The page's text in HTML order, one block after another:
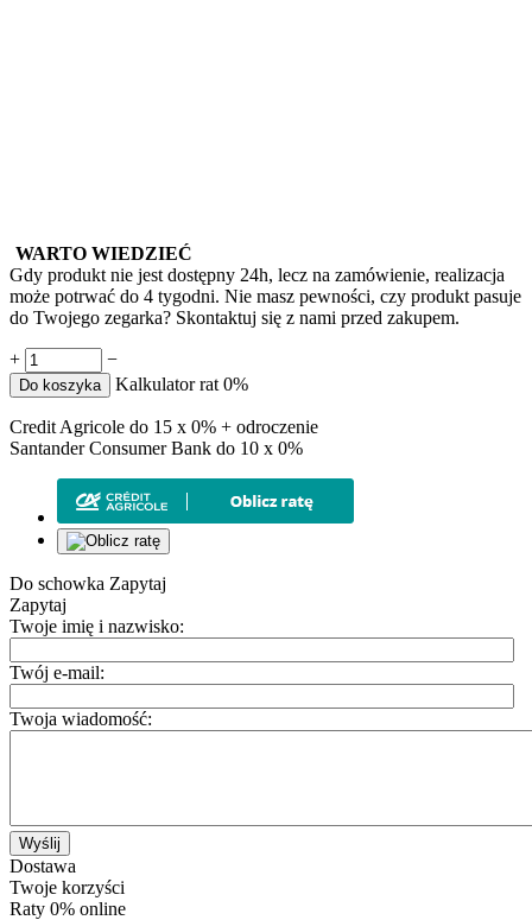
WARTO WIEDZIEĆ
Gdy produkt nie jest dostępny 24h, lecz na zamówienie, realizacja
może potrwać do 4 tygodni. Nie masz pewności, czy produkt pasuje
do Twojego zegarka? Skontaktuj się z nami przed zakupem.
+ −
Do koszyka Kalkulator rat 0%
Credit Agricole do 15 x 0% + odroczenie
Santander Consumer Bank do 10 x 0%
Do schowka Zapytaj
Zapytaj
Twoje imię i nazwisko:
Twój e-mail:
Twoja wiadomość:
Wyślij
Dostawa
Twoje korzyści
Raty 0% online